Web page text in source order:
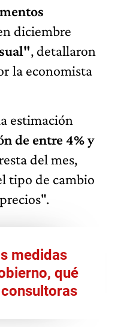
diciembre
, detallaron
la economista
estimación
de entre 4% y
del mes,
tipo de cambio
medidas
qué